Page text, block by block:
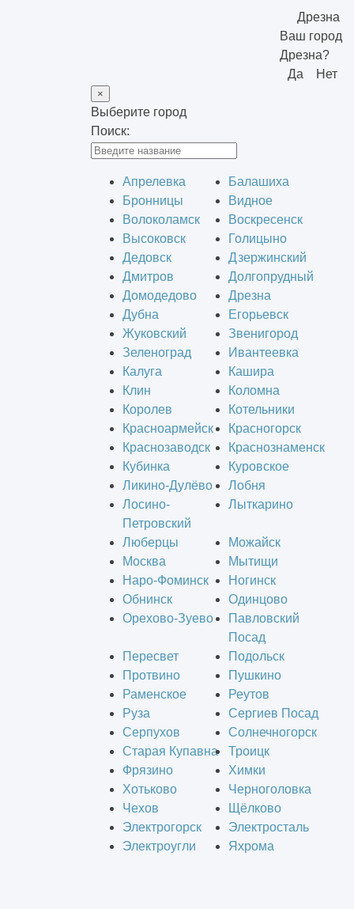
Дрезна
Ваш город
Дрезна?
Да
Нет
×
Выберите город
Поиск:
Апрелевка
Балашиха
Бронницы
Видное
Волоколамск
Воскресенск
Высоковск
Голицыно
Дедовск
Дзержинский
Дмитров
Долгопрудный
Домодедово
Дрезна
Дубна
Егорьевск
Жуковский
Звенигород
Зеленоград
Ивантеевка
Калуга
Кашира
Клин
Коломна
Королев
Котельники
Красноармейск
Красногорск
Краснозаводск
Краснознаменск
Кубинка
Куровское
Ликино-Дулёво
Лобня
Лосино-
Петровский
Лыткарино
Люберцы
Можайск
Москва
Мытищи
Наро-Фоминск
Ногинск
Обнинск
Одинцово
Орехово-Зуево
Павловский
Посад
Пересвет
Подольск
Протвино
Пушкино
Раменское
Реутов
Руза
Сергиев Посад
Серпухов
Солнечногорск
Старая Купавна
Троицк
Фрязино
Химки
Хотьково
Черноголовка
Чехов
Щёлково
Электрогорск
Электросталь
Электроугли
Яхрома